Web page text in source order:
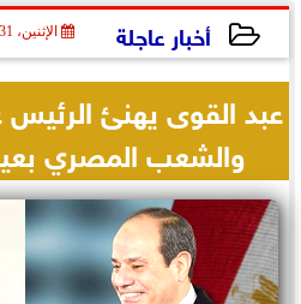
أخبار عاجلة الإثنين، 31 مارس 2025
عبد القوى يهنئ
والشعب المصري